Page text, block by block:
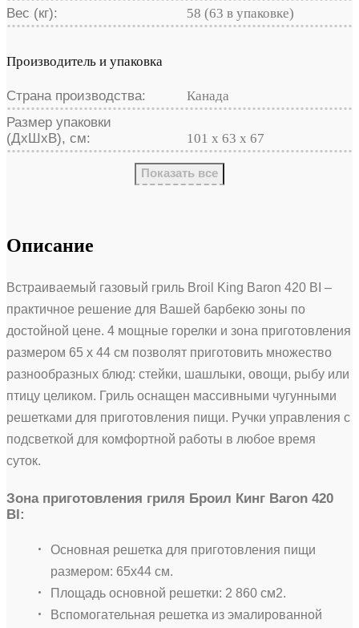
Вес (кг):
58 (63 в упаковке)
Производитель и упаковка
Страна производства:
Канада
Размер упаковки
(ДхШхВ), см:
101 х 63 х 67
Показать все
Описание
Встраиваемый газовый гриль Broil King Baron 420 BI –
практичное решение для Вашей барбекю зоны по
достойной цене. 4 мощные горелки и зона приготовления
размером 65 х 44 см позволят приготовить множество
разнообразных блюд: стейки, шашлыки, овощи, рыбу или
птицу целиком. Гриль оснащен массивными чугунными
решетками для приготовления пищи. Ручки управления с
подсветкой для комфортной работы в любое время
суток.
Зона приготовления гриля Броил Кинг Baron 420
BI:
Основная решетка для приготовления пищи
размером: 65х44 см.
Площадь основной решетки: 2 860 см2.
Вспомогательная решетка из эмалированной